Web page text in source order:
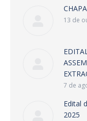
13 de
7 de
Edital
2025